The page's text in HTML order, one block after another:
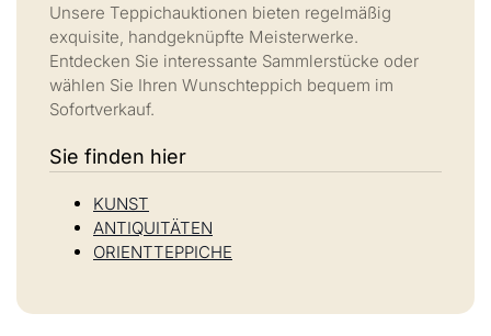
Unsere Teppichauktionen bieten regelmäßig
exquisite, handgeknüpfte Meisterwerke.
Entdecken Sie interessante Sammlerstücke oder
wählen Sie Ihren Wunschteppich bequem im
Sofortverkauf.
Sie finden hier
KUNST
ANTIQUITÄTEN
ORIENTTEPPICHE